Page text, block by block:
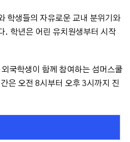
학생들의 자유로운 교내 분위기와
. 학년은 어린 유치원생부터 시작
국학생이 함께 참여하는 섬머스쿨
은 오전 8시부터 오후 3시까지 진